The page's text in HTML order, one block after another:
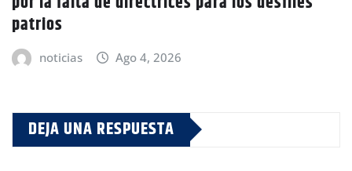
patrios
noticias Ago 4, 2026
DEJA UNA RESPUESTA